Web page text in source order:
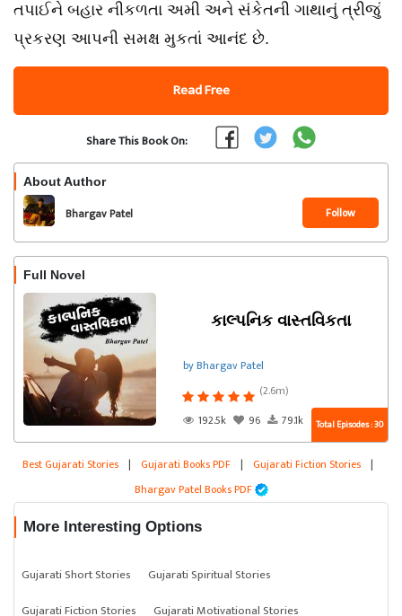
તપાઈને બહાર નીકળતા અમી અને સંકેતની ગાથાનું ત્રીજું
પ્રકરણ આપની સમક્ષ મુકતાં આનંદ છે.
Read Free
Share This Book On:
About Author
Bhargav Patel Follow
Full Novel
કાલ્પનિક વાસ્તવિકતા
by Bhargav Patel
(2.6m)
192.5k
96 79.1k Total Episodes : 30
Best Gujarati Stories | Gujarati Books PDF | Gujarati Fiction Stories |
Bhargav Patel Books PDF
More Interesting Options
Gujarati Short Stories
Gujarati Spiritual Stories
Gujarati Fiction Stories
Gujarati Motivational Stories